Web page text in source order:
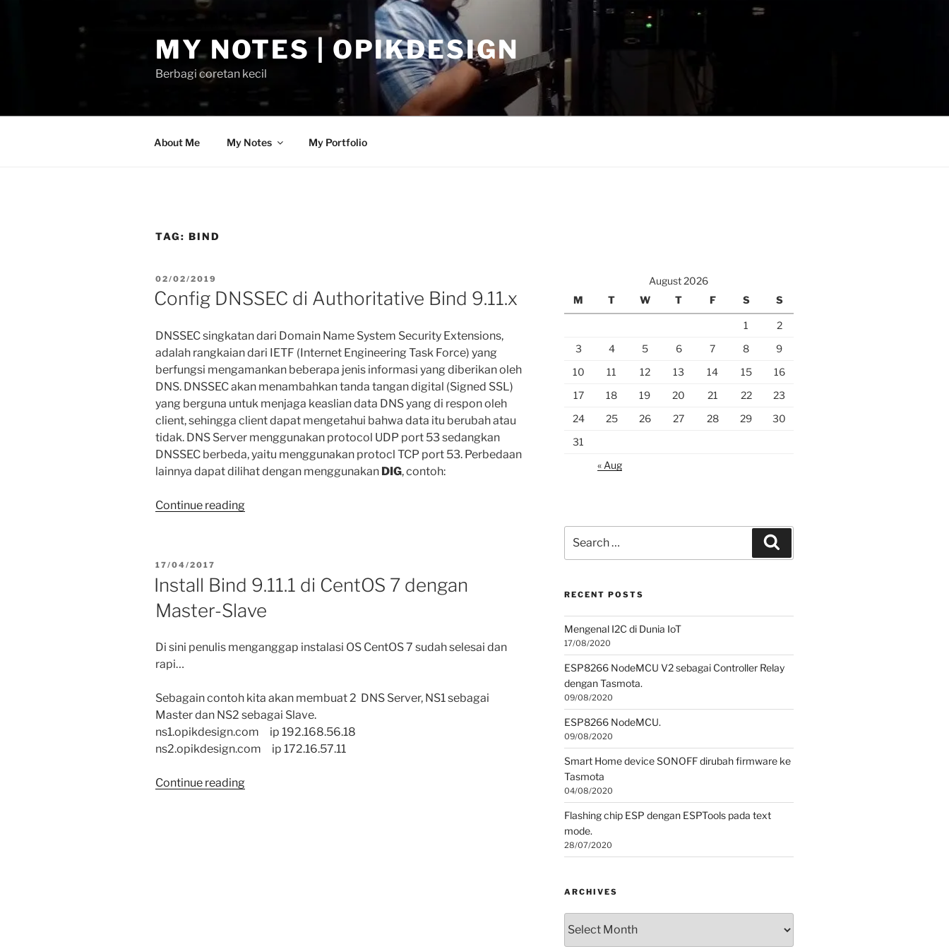
MY NOTES | OPIKDESIGN
Berbagi coretan kecil
About Me My Notes My Portfolio
TAG: BIND
POSTED
ON
02/02/2019
Config DNSSEC di Authoritative Bind 9.11.x
DNSSEC singkatan dari Domain Name System Security Extensions,
adalah rangkaian dari IETF (Internet Engineering Task Force) yang
berfungsi mengamankan beberapa jenis informasi yang diberikan oleh
DNS. DNSSEC akan menambahkan tanda tangan digital (Signed SSL)
yang berguna untuk menjaga keaslian data DNS yang di respon oleh
client, sehingga client dapat mengetahui bahwa data itu berubah atau
tidak. DNS Server menggunakan protocol UDP port 53 sedangkan
DNSSEC berbeda, yaitu menggunakan protocl TCP port 53. Perbedaan
lainnya dapat dilihat dengan menggunakan DIG, contoh:
Continue reading“Config
9.11.x”
POSTED
17/04/2017
Install Bind 9.11.1 di CentOS 7 dengan
Master-Slave
Di sini penulis menganggap instalasi OS CentOS 7 sudah selesai dan
rapi…
Sebagain contoh kita akan membuat 2 DNS Server, NS1 sebagai
Master dan NS2 sebagai Slave.
ns1.opikdesign.com ip 192.168.56.18
ns2.opikdesign.com ip 172.16.57.11
Continue reading“Install
August 2026
M
T W T F S S
1
2
3
4 5 6 7 8
9
10
11 12 13 14 15
16
17
18 19 20 21 22
23
24
25 26 27 28 29
30
31
« Aug
for:
RECENT POSTS
Mengenal I2C di Dunia IoT
17/08/2020
ESP8266 NodeMCU V2 sebagai Controller Relay
dengan Tasmota.
09/08/2020
ESP8266 NodeMCU.
09/08/2020
Smart Home device SONOFF dirubah firmware ke
Tasmota
04/08/2020
Flashing chip ESP dengan ESPTools pada text
mode.
28/07/2020
ARCHIVES